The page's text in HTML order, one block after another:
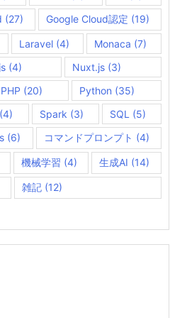
(27) Google Cloud認定 (19)
Laravel(4) Monaca (7)
(4) Nuxt.js (3)
PHP (20) Python (35)
(4) Spark (3) SQL (5)
(6) コマンドプロンプト (4)
機械学習 (4) 生成AI (14)
雑記(12)